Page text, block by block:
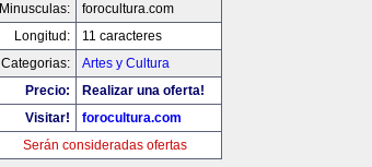
Minusculas:
forocultura.com
Longitud:
11 caracteres
Categorias:
Artes y Cultura
Precio:
Realizar una oferta!
Visitar!
forocultura.com
Serán consideradas ofertas